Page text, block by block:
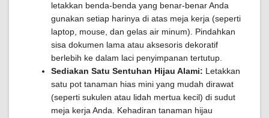
letakkan benda-benda yang benar-benar Anda
gunakan setiap harinya di atas meja kerja (seperti
laptop, mouse, dan gelas air minum). Pindahkan
sisa dokumen lama atau aksesoris dekoratif
berlebih ke dalam laci penyimpanan tertutup.
Sediakan Satu Sentuhan Hijau Alami: Letakkan
satu pot tanaman hias mini yang mudah dirawat
(seperti sukulen atau lidah mertua kecil) di sudut
meja kerja Anda. Kehadiran tanaman hijau